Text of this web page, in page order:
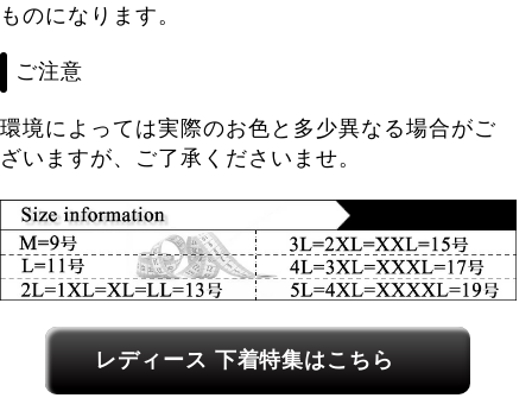
ものになります。
ご注意
環境によっては実際のお色と多少異なる場合がご
ざいますが、ご了承くださいませ。
レディース関連カテゴリーへのリンク
レディース 下着特集はこちら